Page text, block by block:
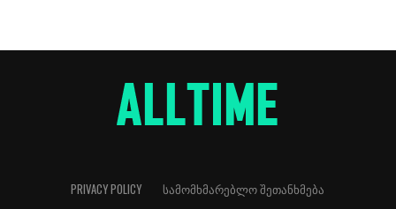
PRIVACY POLICY ᲡᲐᲛᲝᲛᲮᲛᲐᲠᲔᲑᲚᲝ ᲨᲔᲗᲐᲜᲮᲛᲔᲑᲐ